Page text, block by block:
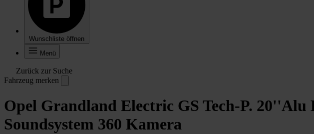
Wunschliste öffnen
Menü
Zurück zur Suche
Fahrzeug merken
Opel Grandland Electric GS Tech-P.
Soundsystem 360 Kamera